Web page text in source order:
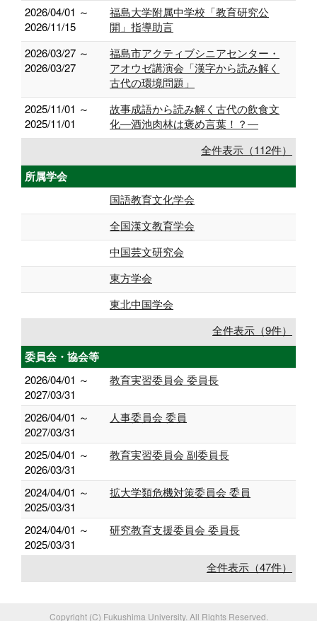
2026/04/01 ～
2026/11/15
福島大学附属中学校「教育研究公
開」指導助言
2026/03/27 ～
2026/03/27
福島市アクティブシニアセンター・
アオウゼ講演会「漢字から読み解く
古代の環境問題」
2025/11/01 ～
2025/11/01
故事成語から読み解く古代の飲食文
化―酒池肉林は褒め言葉！？―
全件表示（112件）
所属学会
国語教育文化学会
全国漢文教育学会
中国芸文研究会
東方学会
東北中国学会
全件表示（9件）
委員会・協会等
2026/04/01 ～
2027/03/31
教育実習委員会 委員長
2026/04/01 ～
2027/03/31
人事委員会 委員
2025/04/01 ～
2026/03/31
教育実習委員会 副委員長
2024/04/01 ～
2025/03/31
拡大学類危機対策委員会 委員
2024/04/01 ～
2025/03/31
研究教育支援委員会 委員長
全件表示（47件）
Copyright (C) Fukushima University. All Rights Reserved.